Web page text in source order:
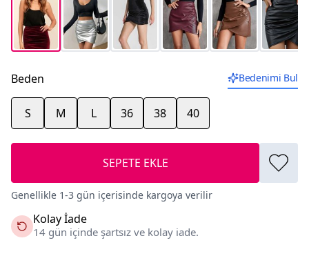
Beden Bedenimi Bul
S M L 36 38 40
SEPETE EKLE
Genellikle 1-3 gün içerisinde kargoya verilir
Kolay İade
14 gün içinde şartsız ve kolay iade.